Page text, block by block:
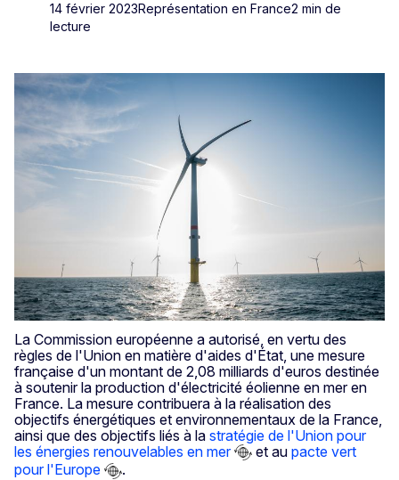
14 février 2023Représentation en France2 min de
lecture
La Commission européenne a autorisé, en vertu des
règles de l'Union en matière d'aides d'État, une mesure
française d'un montant de 2,08 milliards d'euros destinée
à soutenir la production d'électricité éolienne en mer en
France. La mesure contribuera à la réalisation des
objectifs énergétiques et environnementaux de la France,
ainsi que des objectifs liés à la stratégie de l'Union pour
les énergies renouvelables en mer
et au pacte vert
pour l'Europe
.